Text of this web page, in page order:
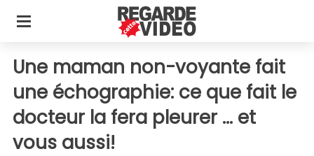
Une maman non-voyante fait
une échographie: ce que fait le
docteur la fera pleurer ... et
vous aussi!